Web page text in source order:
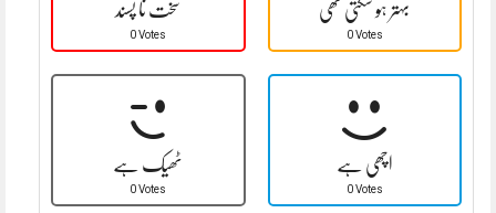
سخت نا پسند
0 Votes
بہتر ہو سکتی تھی
0 Votes
ٹھیک ہے
0 Votes
اچھی ہے
0 Votes